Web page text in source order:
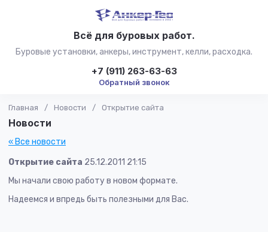
Всё для буровых работ.
Буровые установки, анкеры, инструмент, келли, расходка.
+7 (911) 263-63-63
Обратный звонок
Главная / Новости / Открытие сайта
Новости
« Все новости
Открытие сайта 25.12.2011 21:15
Мы начали свою работу в новом формате.
Надеемся и впредь быть полезными для Вас.